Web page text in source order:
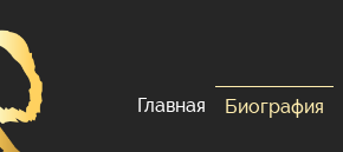
Главная Биография